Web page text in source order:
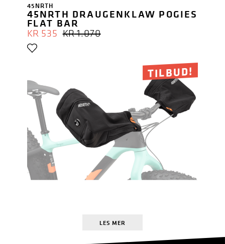
TILBUD!
45NRTH
45NRTH DRAUGENKLAW POGIES
FLAT BAR
KR1.070OPPRINNELIG
KR535
NÅVÆRENDE
LES MER